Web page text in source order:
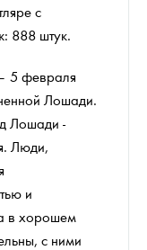
с
888 штук.
5 февраля
Лошади.
Лошади -
Люди,
и
в хорошем
с ними